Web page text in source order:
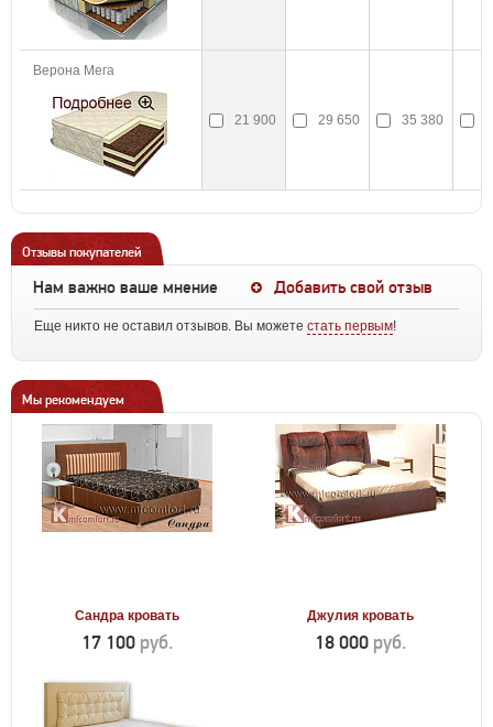
Верона Мега
21 900 29 650 35 380
Отзывы покупателей
Нам важно ваше мнение Добавить свой отзыв
Еще никто не оставил отзывов. Вы можете стать первым!
Мы рекомендуем
Сандра кровать
17 100 руб.
Джулия кровать
18 000 руб.